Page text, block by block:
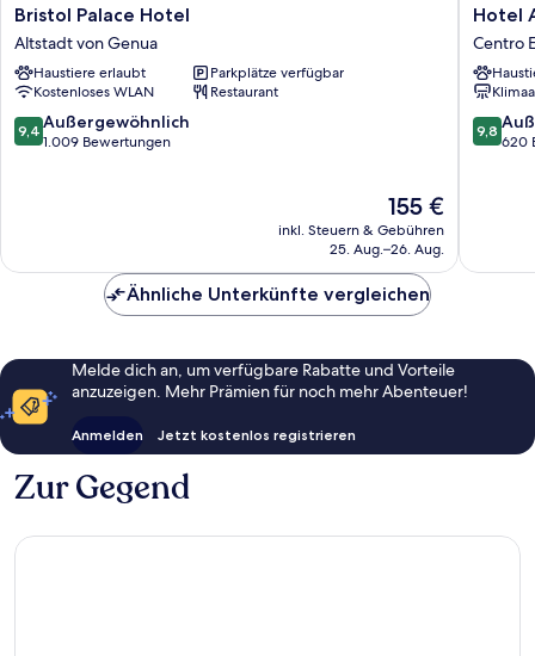
Bristol
Palace
Hotel
Altstadt
von
Genua
Bristol Palace Hotel
Altstadt von Genua
Haustiere erlaubt
Parkplätze verfügbar
Kostenloses WLAN
Restaurant
9.4
von
9,4 Außergewöhnlich
1.009 Bewertungen
Der
Preis
beträgt
155 €
inkl. Steuern & Gebühren
25. Aug.–26. Aug.
Hotel
Astoria
Centro
Est
Hotel
Centro
9.8
von
9,8
620
Ähnliche Unterkünfte vergleichen
Melde dich an, um verfügbare Rabatte und Vorteile
anzuzeigen. Mehr Prämien für noch mehr Abenteuer!
Anmelden Jetzt kostenlos registrieren
Zur Gegend